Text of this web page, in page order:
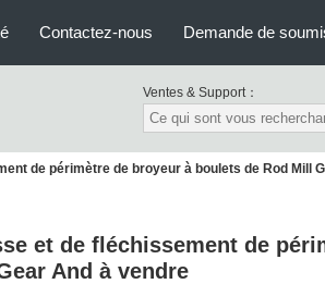
Contactez-nous Demande de
Ventes & Support：
de périmètre de broyeur à boulets de Rod Mill
et de fléchissement de
And à vendre